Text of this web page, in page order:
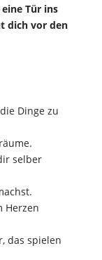
Tür ins
dich vor den
Dinge zu
selber
Herzen
das spielen